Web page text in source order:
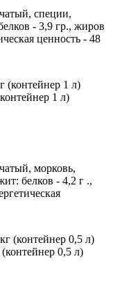
специи,
- 3,9 гр., жиров
ценность - 48
1 л)
морковь,
белков - 4,2 г .,
0,5 л)